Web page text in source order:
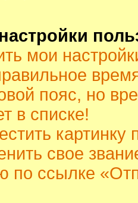
мои
пояс, но
в списке!
свое
по ссылке